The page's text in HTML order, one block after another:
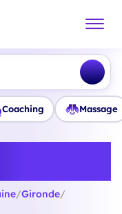
Coaching Massage
/Gironde/